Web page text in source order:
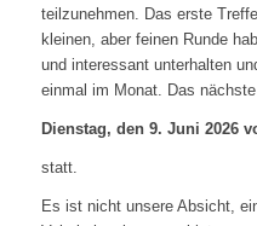
teilzunehmen. Das erste
kleinen, aber feinen Runde
und interessant unterhalten
einmal im Monat. Das
Dienstag, den 9. Juni 2026
statt.
Es ist nicht unsere Absicht,